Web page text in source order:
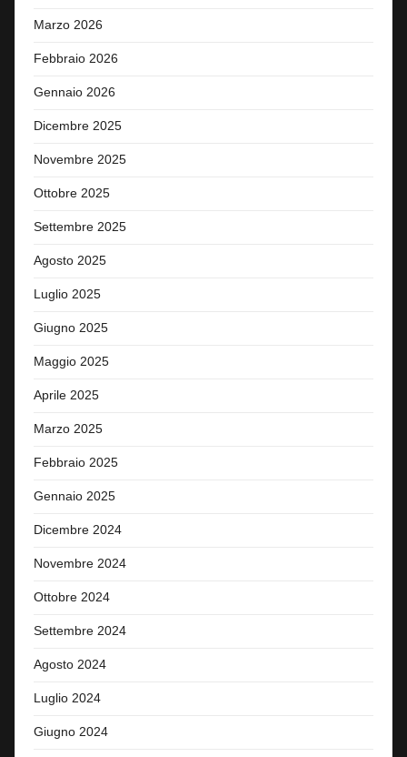
Marzo 2026
Febbraio 2026
Gennaio 2026
Dicembre 2025
Novembre 2025
Ottobre 2025
Settembre 2025
Agosto 2025
Luglio 2025
Giugno 2025
Maggio 2025
Aprile 2025
Marzo 2025
Febbraio 2025
Gennaio 2025
Dicembre 2024
Novembre 2024
Ottobre 2024
Settembre 2024
Agosto 2024
Luglio 2024
Giugno 2024